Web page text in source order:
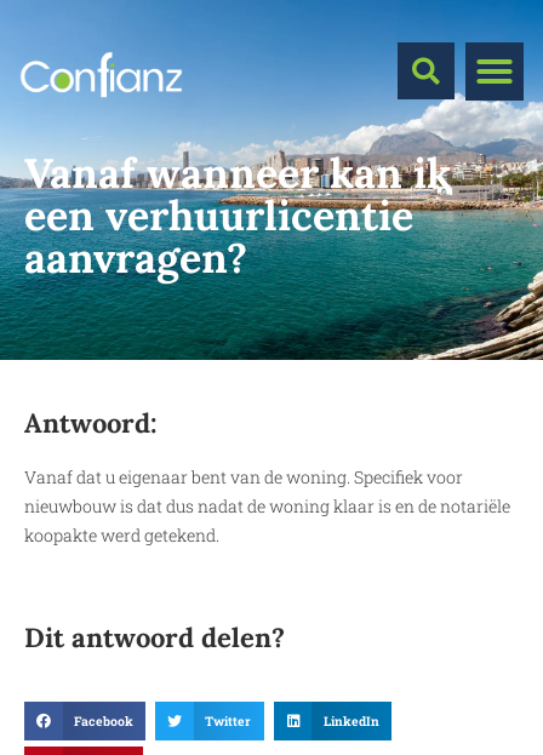
Vanaf wanneer kan ik
een verhuurlicentie
aanvragen?
Antwoord:
Vanaf dat u eigenaar bent van de woning. Specifiek voor
nieuwbouw is dat dus nadat de woning klaar is en de notariële
koopakte werd getekend.
Dit antwoord delen?
Facebook Twitter LinkedIn